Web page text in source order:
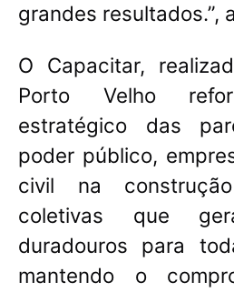
grandes resultados.”,
O Capacitar,
Porto Velho
estratégico das
poder público,
civil na
coletivas que
duradouros para
mantendo o